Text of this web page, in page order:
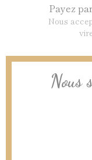
Payez
Nous
Nous